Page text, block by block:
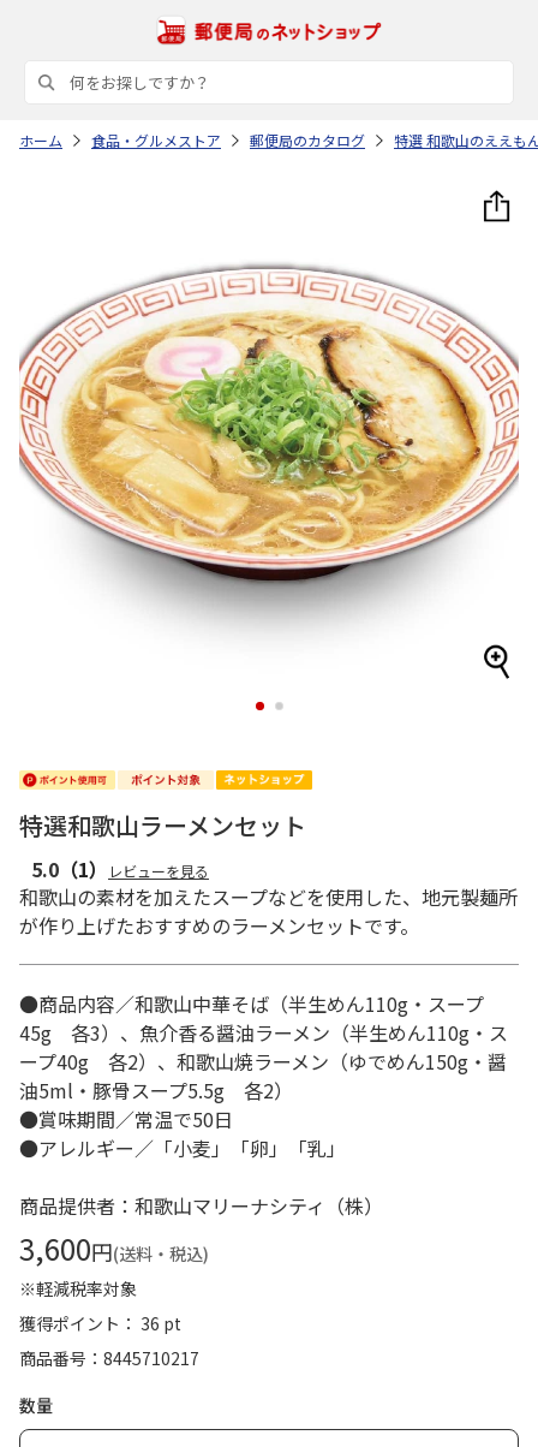
ホーム 食品・グルメストア 郵便局のカタログ 特選 和歌山のええも
1 2
特選和歌山ラーメンセット
5.0 （1） レビューを見る
和歌山の素材を加えたスープなどを使用した、地元製麺所
が作り上げたおすすめのラーメンセットです。
●商品内容／和歌山中華そば（半生めん110g・スープ
45g 各3）、魚介香る醤油ラーメン（半生めん110g・ス
ープ40g 各2）、和歌山焼ラーメン（ゆでめん150g・醤
油5ml・豚骨スープ5.5g 各2）
●賞味期間／常温で50日
●アレルギー／「小麦」「卵」「乳」
商品提供者：和歌山マリーナシティ（株）
3,600円(送料・税込)
※軽減税率対象
獲得ポイント： 36 pt
商品番号
8445710217
数量